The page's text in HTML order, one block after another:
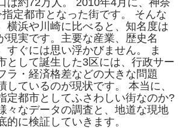
定都市となった街です。 そんな
横浜や川崎に比べると、知名度は
現実です。主要な産業、歴史名
すぐには思い浮かびません。 ま
として誕生した3区には、行政サー
ラ・経済格差などの大きな問題
しているのが現状です。 本当に、
定都市としてふさわしい街なのか?
々なデータの調査と、地道な現地
的に検証していきます。